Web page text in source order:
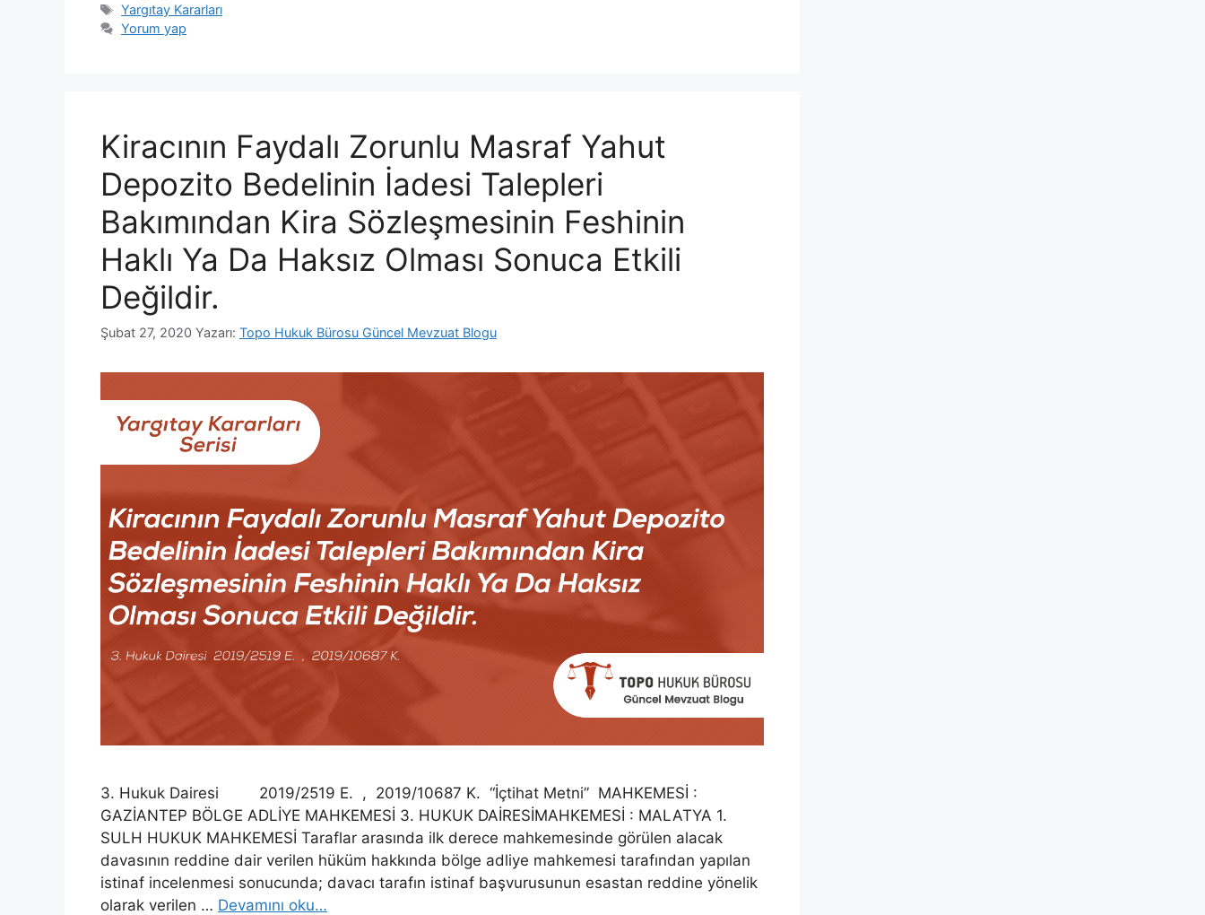
Etiketler
Yargıtay Kararları
Yorum yap
Kiracının Faydalı Zorunlu Masraf Yahut
Depozito Bedelinin İadesi Talepleri
Bakımından Kira Sözleşmesinin Feshinin
Haklı Ya Da Haksız Olması Sonuca Etkili
Değildir.
Şubat 27, 2020 Yazarı: Topo Hukuk Bürosu Güncel Mevzuat Blogu
3. Hukuk Dairesi 2019/2519 E. , 2019/10687 K. “İçtihat Metni” MAHKEMESİ :
GAZİANTEP BÖLGE ADLİYE MAHKEMESİ 3. HUKUK DAİRESİMAHKEMESİ : MALATYA 1.
SULH HUKUK MAHKEMESİ Taraflar arasında ilk derece mahkemesinde görülen alacak
davasının reddine dair verilen hüküm hakkında bölge adliye mahkemesi tarafından yapılan
istinaf incelenmesi sonucunda; davacı tarafın istinaf başvurusunun esastan reddine yönelik
olarak verilen … Devamını oku…